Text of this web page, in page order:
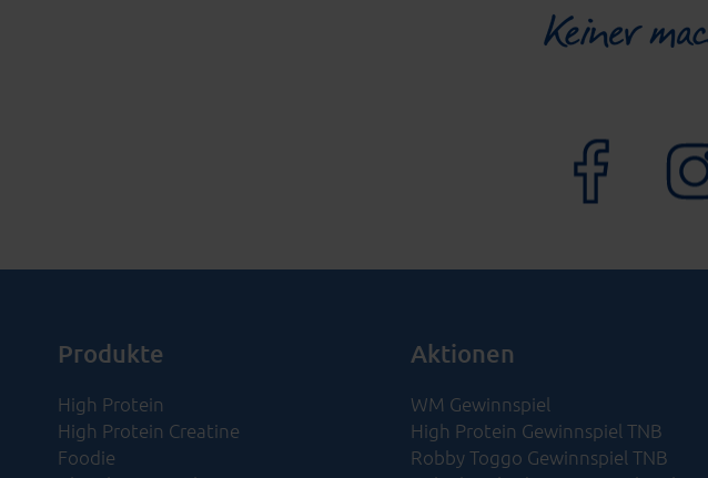
Produkte
High Protein
High Protein Creatine
Foodie
Aktionen
WM Gewinnspiel
High Protein Gewinnspiel TNB
Robby Toggo Gewinnspiel TNB